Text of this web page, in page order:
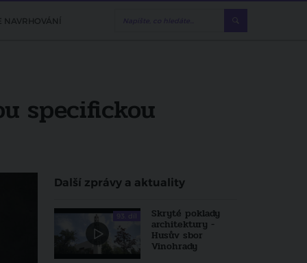
specifickou
Další zprávy a aktuality
Skryté poklady
architektury -
Husův sbor
Vinohrady